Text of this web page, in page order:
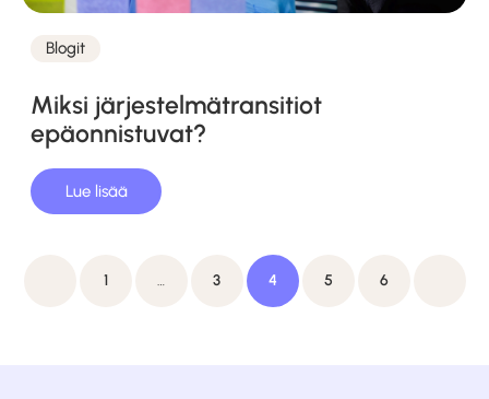
Kategoriat
Blogit
Miksi järjestelmätransitiot
epäonnistuvat?
Lue lisää
Artikkelien
Previous1 … 3 4 5 6